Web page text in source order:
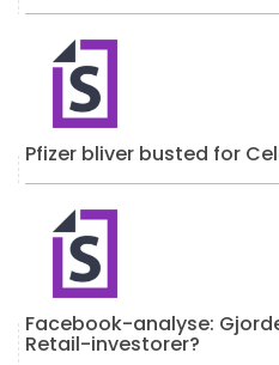
Pfizer bliver busted for
Facebook-analyse:
Retail-investorer?